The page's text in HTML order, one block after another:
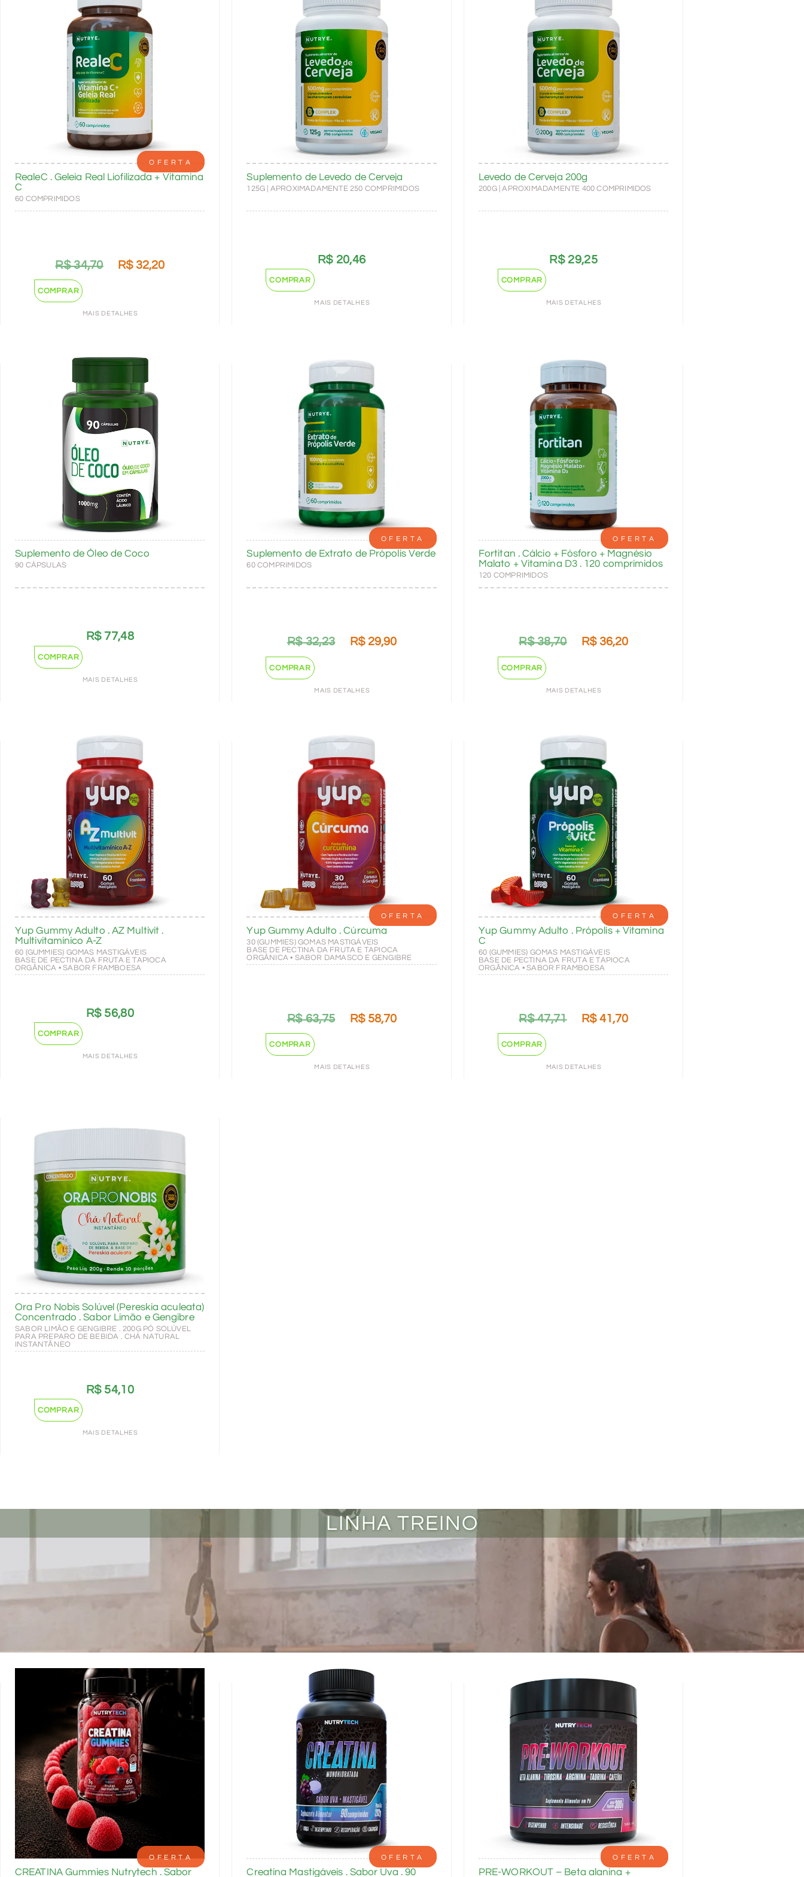
OFERTA
RealeC . Geleia Real Liofilizada + Vitamina
C
60 COMPRIMIDOS
R$34,70 R$ 32,20
COMPRAR
MAIS DETALHES
Suplemento de Levedo de Cerveja
125G | APROXIMADAMENTE 250 COMPRIMIDOS
R$ 20,46
COMPRAR
MAIS DETALHES
Levedo de Cerveja 200g
200G | APROXIMADAMENTE 400 COMPRIMIDOS
R$ 29,25
COMPRAR
MAIS DETALHES
Suplemento de Óleo de Coco
90 CÁPSULAS
R$ 77,48
COMPRAR
MAIS DETALHES
OFERTA
Suplemento de Extrato de Própolis Verde
60 COMPRIMIDOS
R$32,23 R$29,90
COMPRAR
MAIS DETALHES
OFERTA
Fortitan . Cálcio + Fósforo + Magnésio
Malato + Vitamina D3 . 120 comprimidos
120 COMPRIMIDOS
R$38,70 R$ 36,20
COMPRAR
MAIS DETALHES
Yup Gummy Adulto . AZ Multivit .
Multivitamínico A-Z
60 (GUMMIES) GOMAS MASTIGÁVEIS
BASE DE PECTINA DA FRUTA E TAPIOCA
ORGÂNICA • SABOR FRAMBOESA
R$ 56,80
COMPRAR
MAIS DETALHES
OFERTA
Yup Gummy Adulto . Cúrcuma
30 (GUMMIES) GOMAS MASTIGÁVEIS
BASE DE PECTINA DA FRUTA E TAPIOCA
ORGÂNICA • SABOR DAMASCO E GENGIBRE
R$63,75 R$58,70
COMPRAR
MAIS DETALHES
OFERTA
Yup Gummy Adulto . Própolis + Vitamina
C
60 (GUMMIES) GOMAS MASTIGÁVEIS
BASE DE PECTINA DA FRUTA E TAPIOCA
ORGÂNICA • SABOR FRAMBOESA
R$47,71 R$ 41,70
COMPRAR
MAIS DETALHES
Ora Pro Nobis Solúvel (Pereskia aculeata)
Concentrado . Sabor Limão e Gengibre
SABOR LIMÃO E GENGIBRE . 200G PÓ SOLÚVEL
PARA PREPARO DE BEBIDA . CHÁ NATURAL
INSTANTÂNEO
R$ 54,10
COMPRAR
MAIS DETALHES
LINHA TREINO
OFERTA
CREATINA Gummies Nutrytech . Sabor
OFERTA
Creatina Mastigáveis . Sabor Uva . 90
OFERTA
PRE-WORKOUT – Beta alanina +